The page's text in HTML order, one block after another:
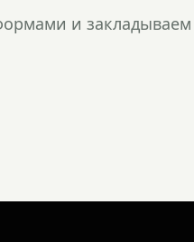
и закладываем